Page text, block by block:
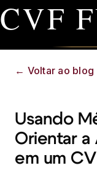
CVF
← Voltar ao blog
Usando
Orientar a
em um